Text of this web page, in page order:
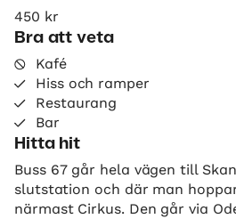
450 kr
Bra att veta
Kafé
Hiss och ramper
Restaurang
Bar
Hitta hit
Buss 67 går hela vägen till
slutstation och där man
närmast Cirkus. Den går via